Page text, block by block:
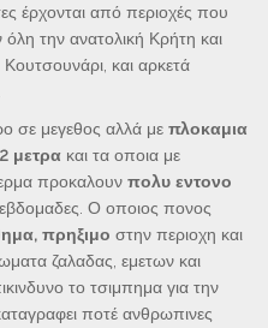
έρχονται από περιοχές που
όλη την ανατολική Κρήτη και
και αρκετά
σε μεγεθος αλλά με πλοκαμια
2 μετρα και τα οποια με
προκαλουν πολυ εντονο
Ο οποιος πονος
πρηξιμο στην περιοχη και
ζαλαδας, εμετων και
το τσιμπημα για την
ποτέ ανθρωπινες